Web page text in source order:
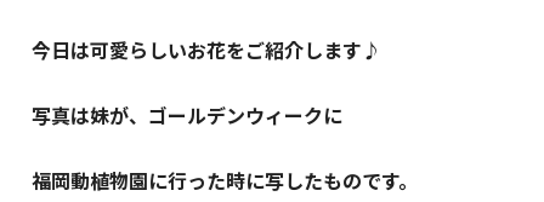
今日は可愛らしいお花をご紹介します♪
写真は妹が、ゴールデンウィークに
福岡動植物園に行った時に写したものです。